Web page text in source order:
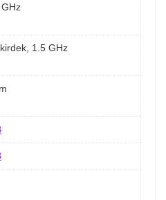
1.5 GHz